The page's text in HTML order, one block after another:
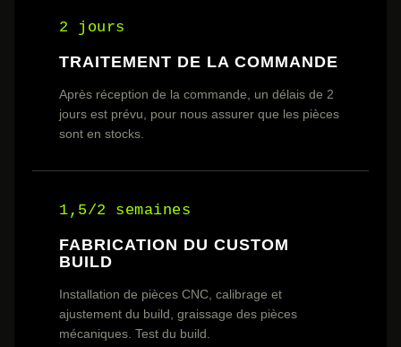
2 jours
TRAITEMENT DE LA COMMANDE
Après réception de la commande, un délais de 2
jours est prévu, pour nous assurer que les pièces
sont en stocks.
1,5/2 semaines
FABRICATION DU CUSTOM
BUILD
Installation de pièces CNC, calibrage et
ajustement du build, graissage des pièces
mécaniques. Test du build.